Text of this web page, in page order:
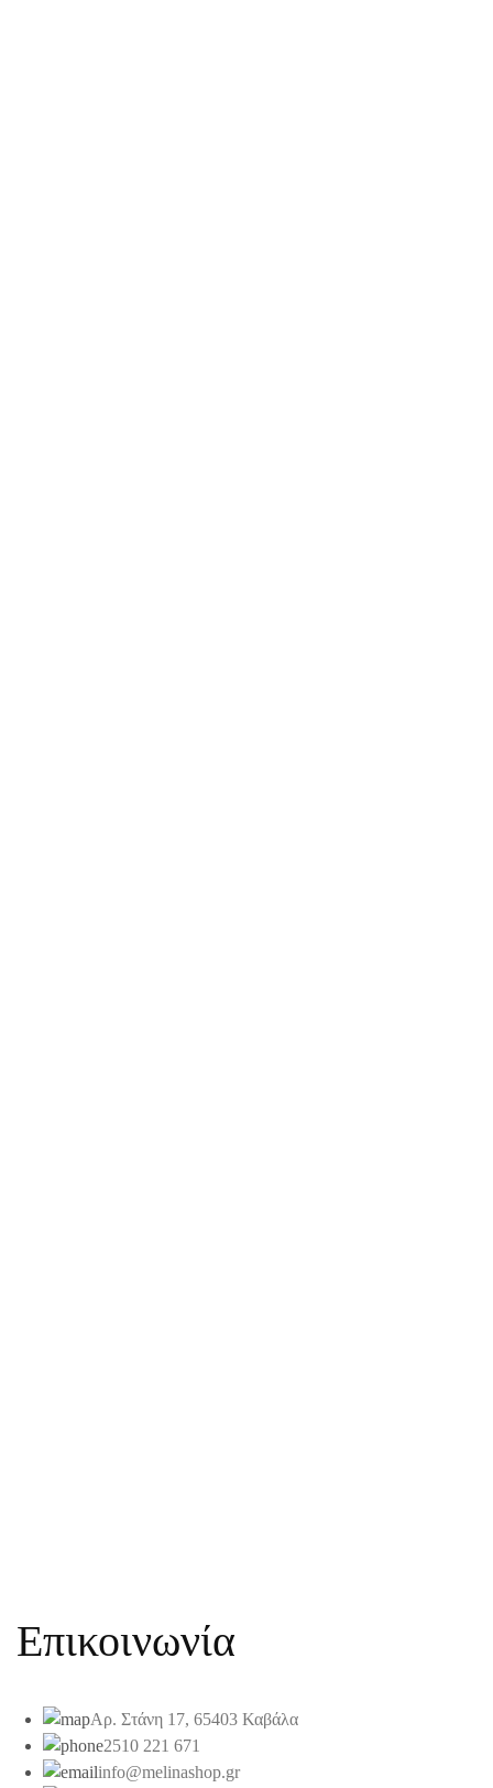
Επικοινωνία
Αρ. Στάνη 17, 65403 Καβάλα
2510 221 671
info@melinashop.gr